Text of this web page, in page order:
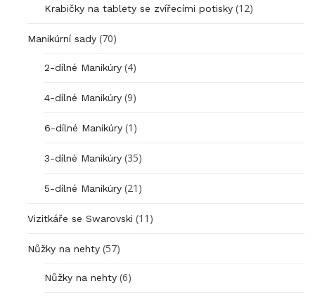
Krabičky na tablety se zvířecími potisky (12)
Manikúrní sady (70)
2-dílné Manikúry (4)
4-dílné Manikúry (9)
6-dílné Manikúry (1)
3-dílné Manikúry (35)
5-dílné Manikúry (21)
Vizitkáře se Swarovski (11)
Nůžky na nehty (57)
Nůžky na nehty (6)